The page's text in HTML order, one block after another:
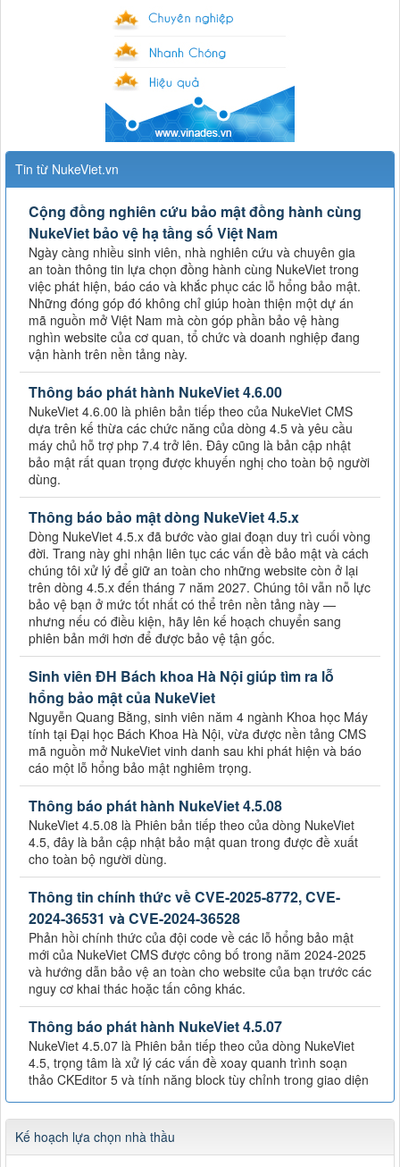
Tin từ NukeViet.vn
Cộng đồng nghiên cứu bảo mật đồng hành cùng
NukeViet bảo vệ hạ tầng số Việt Nam
Ngày càng nhiều sinh viên, nhà nghiên cứu và chuyên gia
an toàn thông tin lựa chọn đồng hành cùng NukeViet trong
việc phát hiện, báo cáo và khắc phục các lỗ hổng bảo mật.
Những đóng góp đó không chỉ giúp hoàn thiện một dự án
mã nguồn mở Việt Nam mà còn góp phần bảo vệ hàng
nghìn website của cơ quan, tổ chức và doanh nghiệp đang
vận hành trên nền tảng này.
Thông báo phát hành NukeViet 4.6.00
NukeViet 4.6.00 là phiên bản tiếp theo của NukeViet CMS
dựa trên kế thừa các chức năng của dòng 4.5 và yêu cầu
máy chủ hỗ trợ php 7.4 trở lên. Đây cũng là bản cập nhật
bảo mật rất quan trọng được khuyến nghị cho toàn bộ người
dùng.
Thông báo bảo mật dòng NukeViet 4.5.x
Dòng NukeViet 4.5.x đã bước vào giai đoạn duy trì cuối vòng
đời. Trang này ghi nhận liên tục các vấn đề bảo mật và cách
chúng tôi xử lý để giữ an toàn cho những website còn ở lại
trên dòng 4.5.x đến tháng 7 năm 2027. Chúng tôi vẫn nỗ lực
bảo vệ bạn ở mức tốt nhất có thể trên nền tảng này —
nhưng nếu có điều kiện, hãy lên kế hoạch chuyển sang
phiên bản mới hơn để được bảo vệ tận gốc.
Sinh viên ĐH Bách khoa Hà Nội giúp tìm ra lỗ
hổng bảo mật của NukeViet
Nguyễn Quang Bằng, sinh viên năm 4 ngành Khoa học Máy
tính tại Đại học Bách Khoa Hà Nội, vừa được nền tảng CMS
mã nguồn mở NukeViet vinh danh sau khi phát hiện và báo
cáo một lỗ hổng bảo mật nghiêm trọng.
Thông báo phát hành NukeViet 4.5.08
NukeViet 4.5.08 là Phiên bản tiếp theo của dòng NukeViet
4.5, đây là bản cập nhật bảo mật quan trong được đề xuất
cho toàn bộ người dùng.
Thông tin chính thức về CVE-2025-8772, CVE-
2024-36531 và CVE-2024-36528
Phản hồi chính thức của đội code về các lỗ hổng bảo mật
mới của NukeViet CMS được công bố trong năm 2024-2025
và hướng dẫn bảo vệ an toàn cho website của bạn trước các
nguy cơ khai thác hoặc tấn công khác.
Thông báo phát hành NukeViet 4.5.07
NukeViet 4.5.07 là Phiên bản tiếp theo của dòng NukeViet
4.5, trọng tâm là xử lý các vấn đề xoay quanh trình soạn
thảo CKEditor 5 và tính năng block tùy chỉnh trong giao diện
Kế hoạch lựa chọn nhà thầu